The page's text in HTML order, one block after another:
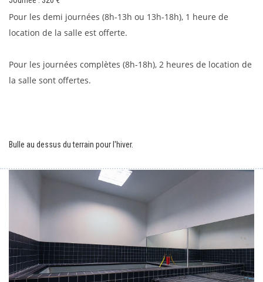
Pour les demi journées (8h-13h ou 13h-18h), 1 heure de
location de la salle est offerte.
Pour les journées complètes (8h-18h), 2 heures de location de
la salle sont offertes.
Bulle au dessus du terrain pour l'hiver.